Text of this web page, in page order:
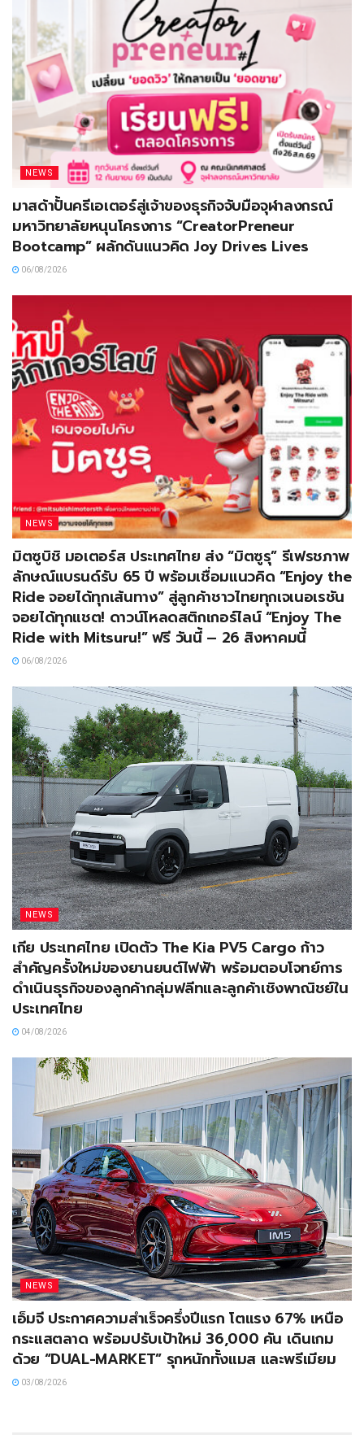
NEWS
มาสด้าปั้นครีเอเตอร์สู่เจ้าของธุรกิจจับมือจุฬาลงกรณ์
มหาวิทยาลัยหนุนโครงการ “CreatorPreneur
Bootcamp” ผลักดันแนวคิด Joy Drives Lives
06/08/2026
NEWS
มิตซูบิชิ มอเตอร์ส ประเทศไทย ส่ง “มิตซูรุ” รีเฟรชภาพ
ลักษณ์แบรนด์รับ 65 ปี พร้อมเชื่อมแนวคิด “Enjoy the
Ride จอยได้ทุกเส้นทาง” สู่ลูกค้าชาวไทยทุกเจเนอเรชัน
จอยได้ทุกแชต! ดาวน์โหลดสติกเกอร์ไลน์ “Enjoy The
Ride with Mitsuru!” ฟรี วันนี้ – 26 สิงหาคมนี้
06/08/2026
NEWS
เกีย ประเทศไทย เปิดตัว The Kia PV5 Cargo ก้าว
สำคัญครั้งใหม่ของยานยนต์ไฟฟ้า พร้อมตอบโจทย์การ
ดำเนินธุรกิจของลูกค้ากลุ่มฟลีทและลูกค้าเชิงพาณิชย์ใน
ประเทศไทย
04/08/2026
NEWS
เอ็มจี ประกาศความสำเร็จครึ่งปีแรก โตแรง 67% เหนือ
กระแสตลาด พร้อมปรับเป้าใหม่ 36,000 คัน เดินเกม
ด้วย “DUAL-MARKET” รุกหนักทั้งแมส และพรีเมียม
03/08/2026